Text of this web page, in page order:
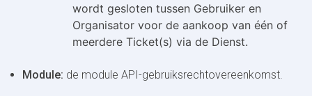
wordt gesloten tussen Gebruiker en
Organisator voor de aankoop van één of
meerdere Ticket(s) via de Dienst.
Module: de module API-gebruiksrechtovereenkomst.